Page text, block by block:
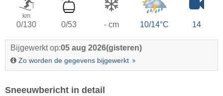
km
0/130 0/53 - cm 10/14°C 14
Bijgewerkt op:05 aug 2026(gisteren)
Zo worden de gegevens bijgewerkt
Sneeuwbericht in detail